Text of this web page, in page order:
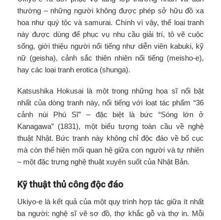
thường – những người không được phép sở hữu đồ xa
hoa như quý tộc và samurai. Chính vì vậy, thể loại tranh
này được dùng để phục vụ nhu cầu giải trí, tô vẽ cuộc
sống, giới thiệu người nổi tiếng như diễn viên kabuki, kỹ
nữ (geisha), cảnh sắc thiên nhiên nổi tiếng (meisho-e),
hay các loại tranh erotica (shunga).
Katsushika Hokusai là một trong những họa sĩ nổi bật
nhất của dòng tranh này, nổi tiếng với loạt tác phẩm “36
cảnh núi Phú Sĩ” – đặc biệt là bức “Sóng lớn ở
Kanagawa” (1831), một biểu tượng toàn cầu về nghệ
thuật Nhật. Bức tranh này không chỉ độc đáo về bố cục
mà còn thể hiện mối quan hệ giữa con người và tự nhiên
– một đặc trưng nghệ thuật xuyên suốt của Nhật Bản.
Kỹ thuật thủ công độc đáo
Ukiyo-e là kết quả của một quy trình hợp tác giữa ít nhất
ba người: nghệ sĩ vẽ sơ đồ, thợ khắc gỗ và thợ in. Mỗi